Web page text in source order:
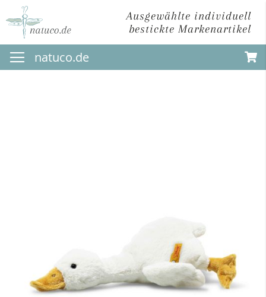
Ausgewählte individuell
bestickte Markenartikel
Direkt
zum
Inhalt
natuco.de